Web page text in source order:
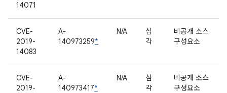
14071
CVE-
2019-
14083
A-
140973259*
N/A
심
각
비공개 소스
구성요소
CVE-
2019-
A-
140973417*
N/A
심
각
비공개 소스
구성요소